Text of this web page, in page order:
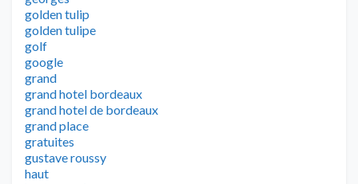
golden tulip
golden tulipe
golf
google
grand
grand hotel bordeaux
grand hotel de bordeaux
grand place
gratuites
gustave roussy
haut